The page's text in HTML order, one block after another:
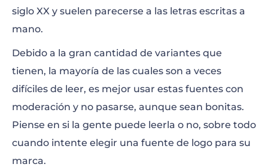
siglo XX y suelen parecerse a las letras escritas a
mano.
Debido a la gran cantidad de variantes que
tienen, la mayoría de las cuales son a veces
difíciles de leer, es mejor usar estas fuentes con
moderación y no pasarse, aunque sean bonitas.
Piense en si la gente puede leerla o no, sobre todo
cuando intente elegir una fuente de logo para su
marca.